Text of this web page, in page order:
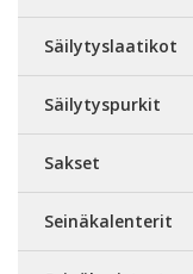
Säilytyslaatikot
Säilytyspurkit
Sakset
Seinäkalenterit